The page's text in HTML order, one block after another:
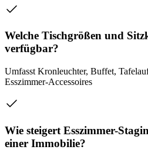
Welche Tischgrößen und
verfügbar?
Umfasst Kronleuchter, Buffet,
Esszimmer-Accessoires
Wie steigert Esszimmer-
einer Immobilie?